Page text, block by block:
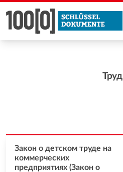
Труд
Закон о детском труде на
коммерческих
предприятиях (Закон о